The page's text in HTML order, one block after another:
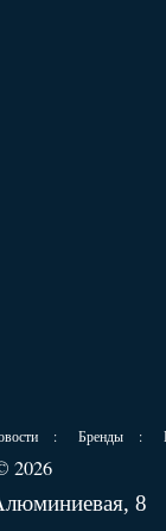
: Бренды :
2026
8